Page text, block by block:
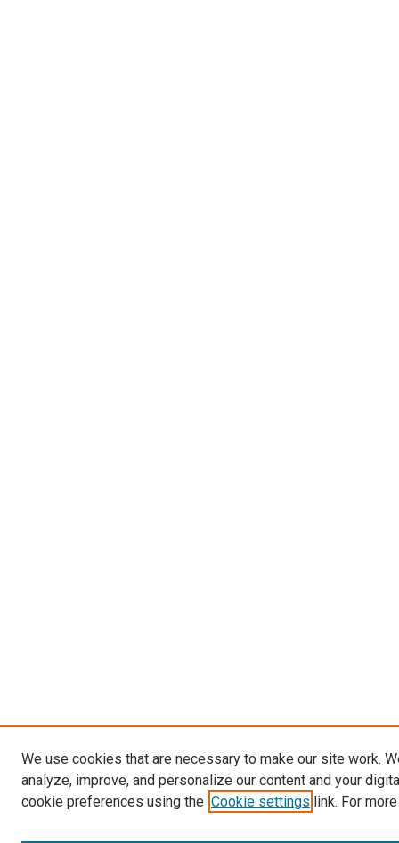
We use cookies that are necessary to make our site work.
analyze, improve, and personalize our content and your
cookie preferences using the Cookie settings link. For